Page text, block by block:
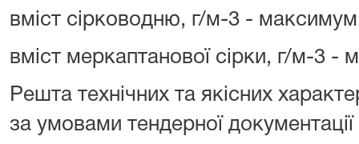
вміст сірководню, г/м-3 -
вміст меркаптанової сірки, г/м-3 -
Решта технічних та якісних
за умовами тендерної